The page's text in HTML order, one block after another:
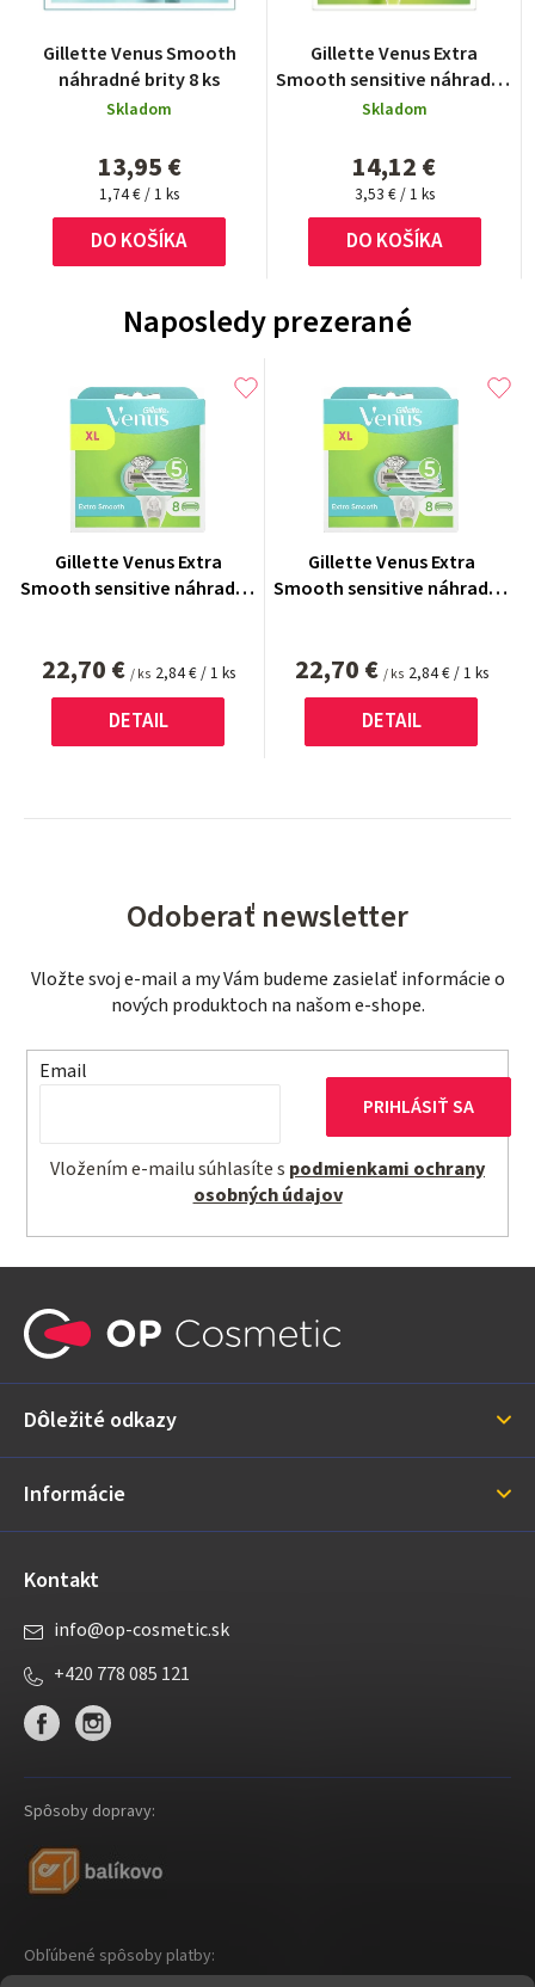
Gillette Venus Smooth
náhradné brity 8 ks
Skladom
13,95 €
Jednotková
cena:
1,74 € / 1 ks
DO KOŠÍKA
Gillette Venus Extra
Smooth sensitive náhradné
brity 4 ks
hodnotenie
produktu
je
z
5
hviezdičiek.
Skladom
14,12 €
Jednotková
cena:
3,53 € / 1 ks
DO KOŠÍKA
Naposledy prezerané
Gillette Venus Extra
Smooth sensitive náhradné
22,70 € / ks Jednotková
cena:
2,84 € / 1 ks
DETAIL
Gillette Venus Extra
Smooth sensitive náhradné
22,70 € / ks Jednotková
cena:
2,84 € / 1 ks
DETAIL
Odoberať newsletter
Vložte svoj e-mail a my Vám budeme zasielať informácie o
nových produktoch na našom e-shope.
Email
Vložením e-mailu súhlasíte s podmienkami ochrany
osobných údajov
PRIHLÁSIŤ SA
ä
i
Dôležité odkazy
Informácie
Kontakt
info@op-cosmetic.sk
+420 778 085 121
Spôsoby dopravy:
Obľúbené spôsoby platby: